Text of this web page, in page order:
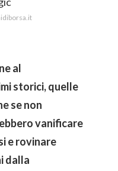
al
storici, quelle
se non
vanificare
e rovinare
dalla